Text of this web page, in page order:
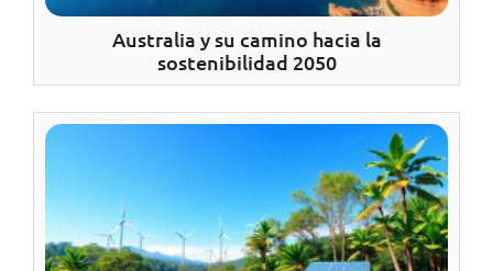
Australia y su camino hacia la
sostenibilidad 2050